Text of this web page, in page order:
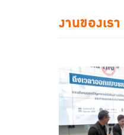
งานของเรา